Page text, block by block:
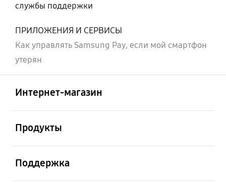
службы поддержки
ПРИЛОЖЕНИЯ И СЕРВИСЫ
Как управлять Samsung Pay, если мой смартфон
утерян
Интернет-магазин
Продукты
Поддержка